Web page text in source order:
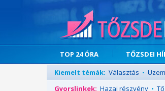
TOP 24 ÓRA TŐZSDEI
Kiemelt témák: Választás •
Gyorslinkek: Hazai részvény •